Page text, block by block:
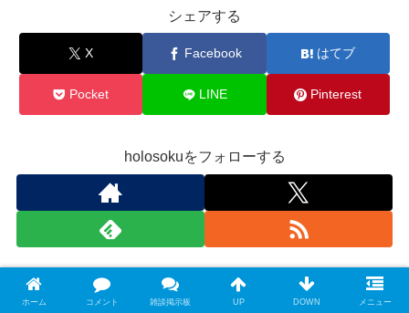
シェアする
X Facebook はてブ
Pocket LINE Pinterest
holosokuをフォローする
Amazon Ranking
ホーム コメント 雑談掲示板 UP DOWN メニュー